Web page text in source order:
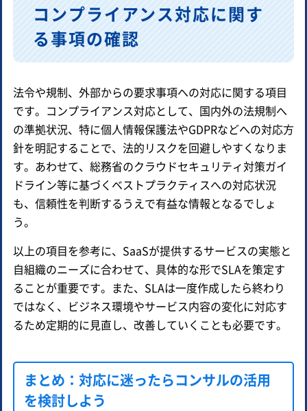
コンプライアンス対応に関す
る事項の確認
法令や規制、外部からの要求事項への対応に関する項目
です。コンプライアンス対応として、国内外の法規制へ
の準拠状況、特に個人情報保護法やGDPRなどへの対応方
針を明記することで、法的リスクを回避しやすくなりま
す。あわせて、総務省のクラウドセキュリティ対策ガイ
ドライン等に基づくベストプラクティスへの対応状況
も、信頼性を判断するうえで有益な情報となるでしょ
う。
以上の項目を参考に、SaaSが提供するサービスの実態と
自組織のニーズに合わせて、具体的な形でSLAを策定す
ることが重要です。また、SLAは一度作成したら終わり
ではなく、ビジネス環境やサービス内容の変化に対応す
るため定期的に見直し、改善していくことも必要です。
まとめ：対応に迷ったらコンサルの活用
を検討しよう